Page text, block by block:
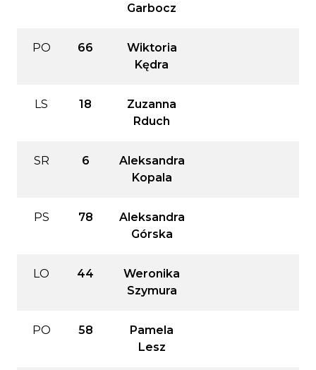
Garbocz
PO 66
Wiktoria
Kędra
LS 18
Zuzanna
Rduch
SR 6
Aleksandra
Kopala
PS 78
Aleksandra
Górska
LO 44
Weronika
Szymura
PO 58
Pamela
Lesz